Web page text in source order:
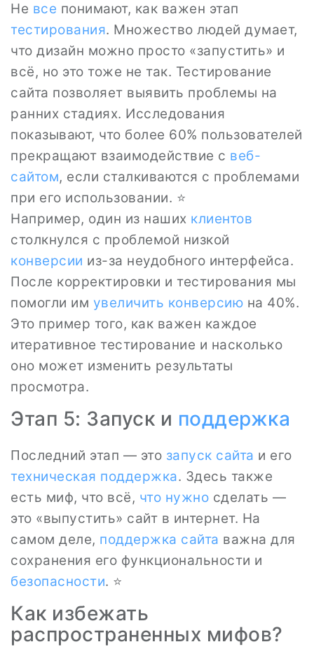
Не все понимают, как важен этап
тестирования. Множество людей думает,
что дизайн можно просто «запустить» и
всё, но это тоже не так. Тестирование
сайта позволяет выявить проблемы на
ранних стадиях. Исследования
показывают, что более 60% пользователей
прекращают взаимодействие с веб-
сайтом, если сталкиваются с проблемами
при его использовании. ⭐
Например, один из наших клиентов
столкнулся с проблемой низкой
конверсии из-за неудобного интерфейса.
После корректировки и тестирования мы
помогли им увеличить конверсию на 40%.
Это пример того, как важен каждое
итеративное тестирование и насколько
оно может изменить результаты
просмотра.
Этап 5: Запуск и поддержка
Последний этап — это запуск сайта и его
техническая поддержка. Здесь также
есть миф, что всё, что нужно сделать —
это «выпустить» сайт в интернет. На
самом деле, поддержка сайта важна для
сохранения его функциональности и
безопасности. ⭐
Как избежать
распространенных мифов?